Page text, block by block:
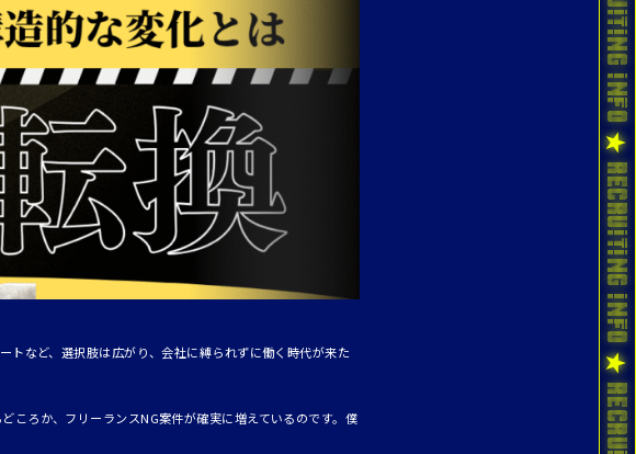
トなど、選択肢は広がり、会社に縛られずに働く時代が来た
ころか、フリーランスNG案件が確実に増えているのです。僕